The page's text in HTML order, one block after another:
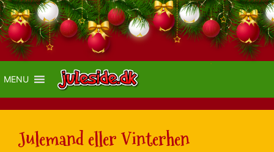
MENU
Julemand eller Vinterhen